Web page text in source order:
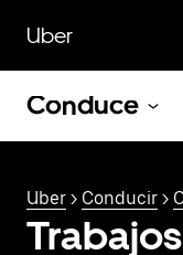
contenido
principal
Uber
Conduce
Uber > Conducir >